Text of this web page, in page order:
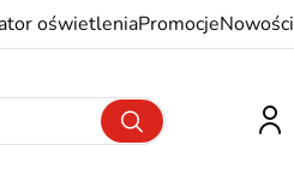
oświetleniaPromocjeNowości